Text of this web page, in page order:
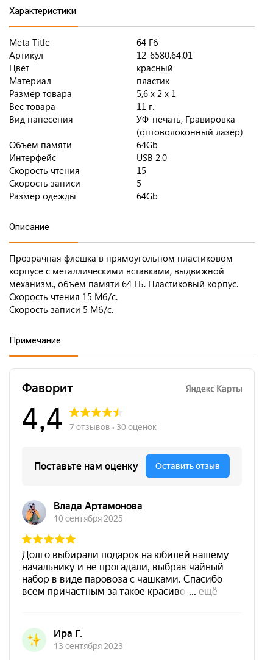
Характеристики
Meta Title
64 Гб
Артикул
12-6580.64.01
Цвет
красный
Материал
пластик
Размер товара
5,6 х 2 х 1
Вес товара
11 г.
Вид нанесения
УФ-печать, Гравировка
(оптоволоконный лазер)
Объем памяти
64Gb
Интерфейс
USB 2.0
Скорость чтения
15
Скорость записи
5
Размер одежды
64Gb
Описание
Прозрачная флешка в прямоугольном пластиковом
корпусе с металлическими вставками, выдвижной
механизм., объем памяти 64 ГБ. Пластиковый корпус.
Скорость чтения 15 Мб/с.
Скорость записи 5 Мб/с.
Примечание